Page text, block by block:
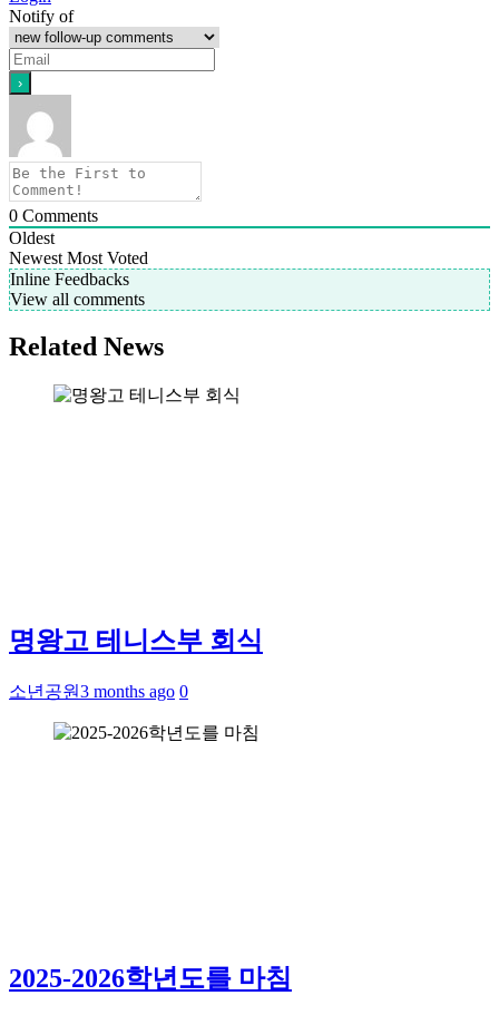
Notify of
0 Comments
Oldest
Newest Most Voted
Inline Feedbacks
View all comments
Related News
명왕고 테니스부 회식
소년공원3 months ago 0
2025-2026학년도를 마침